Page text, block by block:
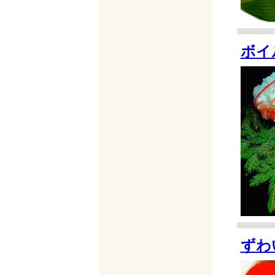
ボイ
ずわ